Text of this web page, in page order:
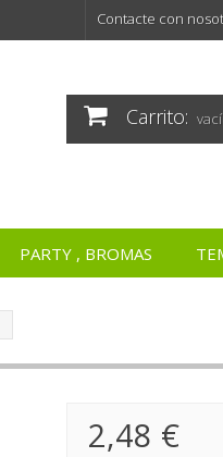
Contacte con
Carrito:
PARTY , BROMAS
2,48 €